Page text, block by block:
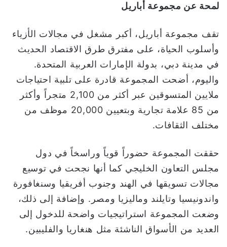
لمحة عن مجموعة أباريل
تقف مجموعة أباريل، أكبر مشغل في مجالات الأزياء
وأسلوب الحياة، على مفترق طرق الاقتصاد الحديث
في مدينة دبي، بدولة الإمارات العربية المتحدة.
واليوم، أضحت المجموعة قادرة على تلبية احتياجات
ملايين المتسوقين عبر أكثر من 2,100 متجراً وأكثر
من 85 علامة تجارية وبتعيين 20,000 موظف من
مختلف الثقافات.
حققت المجموعة حضوراً قوياً وراسخاً في دول
مجلس التعاون الخليجي كما أنها نجحت في توسيع
مجالات تسويقها في الهند وجنوب أفريقيا وسنغافورة
واندونيسيا وتايلند وماليزيا ومصر. وإضافة إلى ذلك،
وضعت المجموعة استراتيجيات واضحة للدخول إلى
العديد من الأسواق الناشئة مثل هنغاريا والفليبين.